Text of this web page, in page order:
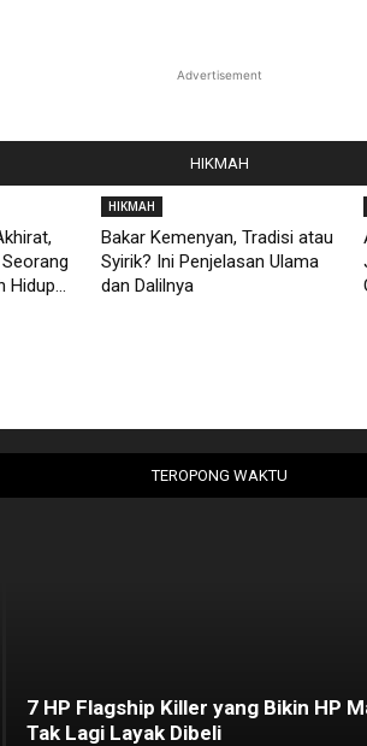
Advertisement
HIKMAH
Hidup...
HIKMAH
Bakar Kemenyan, Tradisi atau
Syirik? Ini Penjelasan Ulama
dan Dalilnya
TEROPONG WAKTU
7 HP Flagship Killer yang Bikin HP
Tak Lagi Layak Dibeli